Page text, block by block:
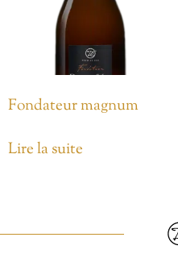
Fondateur magnum
Lire la suite